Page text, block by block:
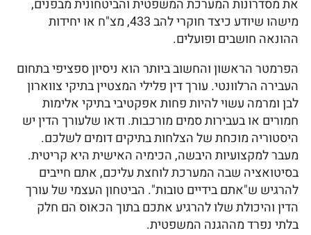
את מסדרונות המערכת המשפטית והביטחונית מבפנים,
מישהו שיודע כיצד חוקרי להב 433, מצ"ח או יחידות
ההונאה חושבים ופועלים.
הפרמטר הראשון והחשוב ביותר הוא ניסיון ספציפי בתחום
העבירה הרלוונטי. עורך דין פלילי המצטיין בתיקי צווארון
לבן ומרמה עשוי להיות פחות אפקטיבי בתיקי אלימות
חמורים או בעבירות סמים מורכבות. ודאו שלעורך הדין יש
היסטוריה מוכחת של הצלחות בתיקים דומים לשלכם.
מעבר למקצועיות היבשה, הכימיה האישית היא קריטית.
בסיטואציה שבה המערכת לוחצת עליכם, אתם חייבים
להרגיש ש"אתם בידיים טובות". הביטחון העצמי של עורך
הדין והיכולת שלו להרגיע אתכם בתוך הכאוס הם חלק
בלתי נפרד מההגנה המשפטית.